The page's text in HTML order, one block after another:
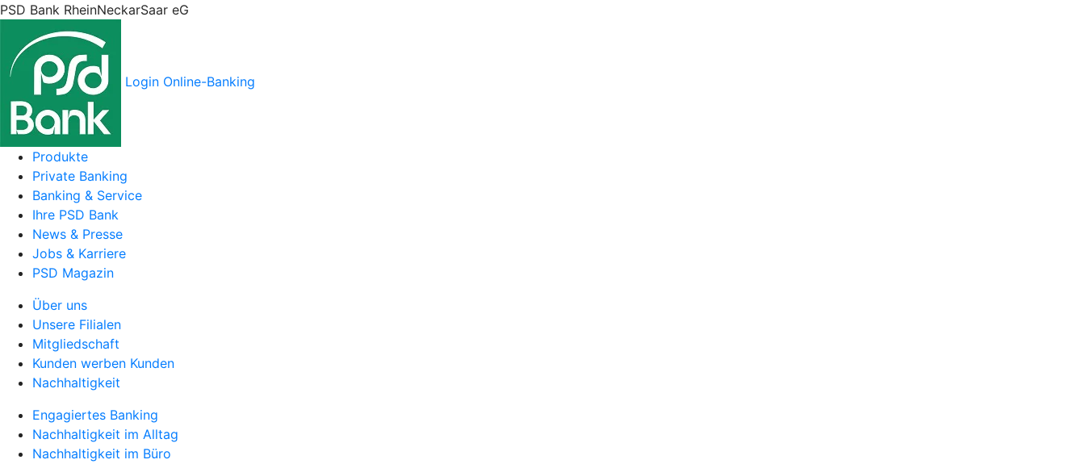
PSD Bank RheinNeckarSaar eG
Login Online-Banking
Produkte
Private Banking
Banking & Service
Ihre PSD Bank
News & Presse
Jobs & Karriere
PSD Magazin
Über uns
Unsere Filialen
Mitgliedschaft
Kunden werben Kunden
Nachhaltigkeit
Engagiertes Banking
Nachhaltigkeit im Alltag
Nachhaltigkeit im Büro